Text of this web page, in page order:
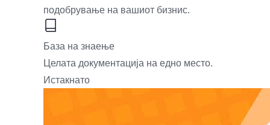
подобрување на вашиот бизнис.
База на знаење
Целата документација на едно место.
Истакнато